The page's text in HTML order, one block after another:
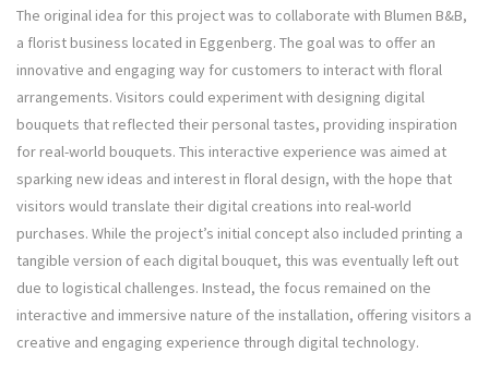
The original idea for this project was to collaborate with Blumen B&B,
a florist business located in Eggenberg. The goal was to offer an
innovative and engaging way for customers to interact with floral
arrangements. Visitors could experiment with designing digital
bouquets that reflected their personal tastes, providing inspiration
for real-world bouquets. This interactive experience was aimed at
sparking new ideas and interest in floral design, with the hope that
visitors would translate their digital creations into real-world
purchases. While the project’s initial concept also included printing a
tangible version of each digital bouquet, this was eventually left out
due to logistical challenges. Instead, the focus remained on the
interactive and immersive nature of the installation, offering visitors a
creative and engaging experience through digital technology.